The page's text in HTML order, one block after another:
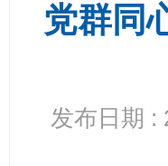
党群同
发布日期 :